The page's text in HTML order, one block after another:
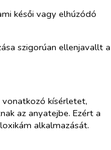
késői vagy elhúzódó
szigorúan ellenjavallt a
kísérletet,
az anyatejbe. Ezért a
alkalmazását.